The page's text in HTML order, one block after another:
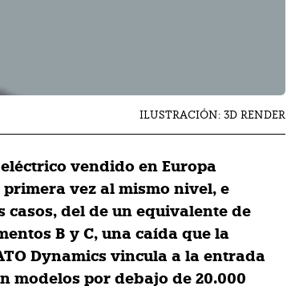
ILUSTRACIÓN: 3D RENDER
vendido en Europa
vez al mismo nivel, e
del de un equivalente de
B y C, una caída que la
Dynamics vincula a la entrada
modelos por debajo de 20.000